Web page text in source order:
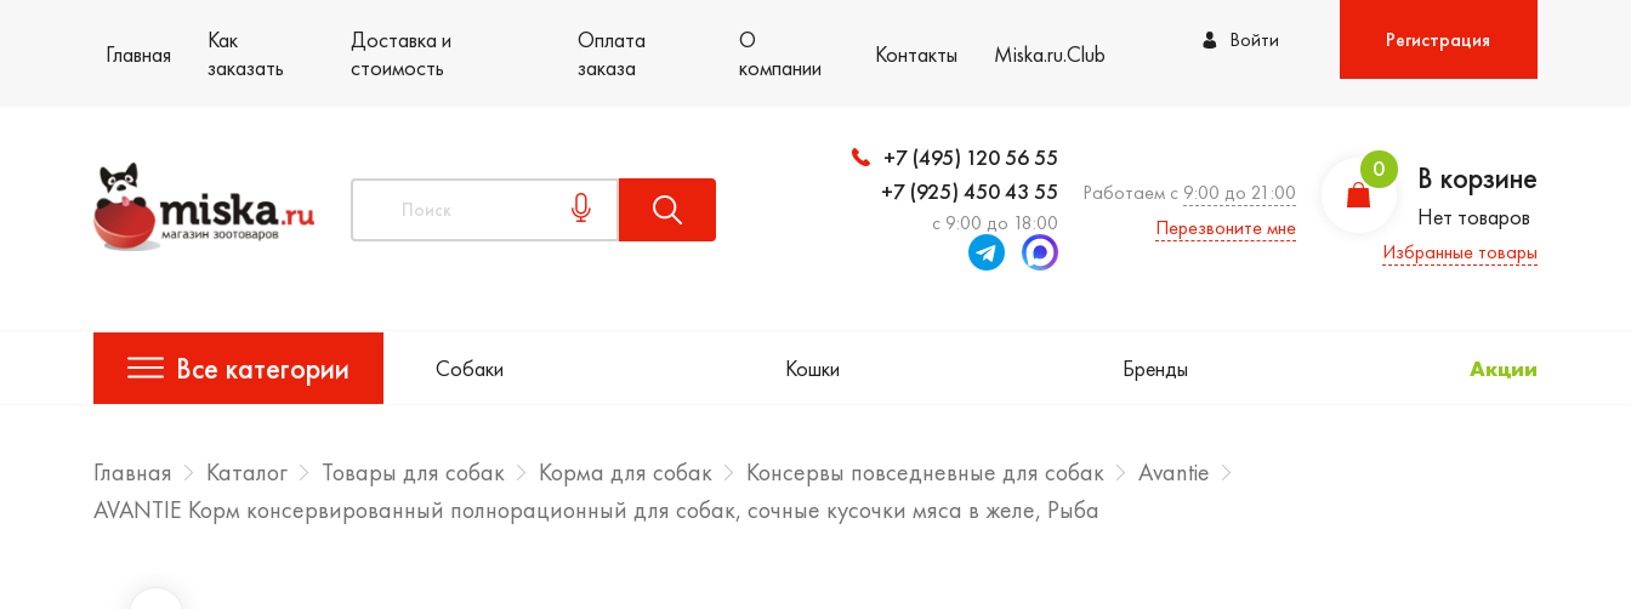
Главная
Как
заказать
Доставка и
стоимость
Оплата
заказа
О
компании
Контакты Miska.ru.Club Войти Регистрация
+7 (495) 120 56 55
+7 (925) 450 43 55
с 9:00 до 18:00
Работаем с 9:00 до 21:00
Перезвоните мне
0 В корзине
Нет товаров
Избранные товары
Все категории Собаки Кошки Бренды Акции
Главная Каталог Товары для собак Корма для собак Консервы повседневные для собак
Avantie
AVANTIE Корм консервированный полнорационный для собак, сочные кусочки мяса в желе, Рыба